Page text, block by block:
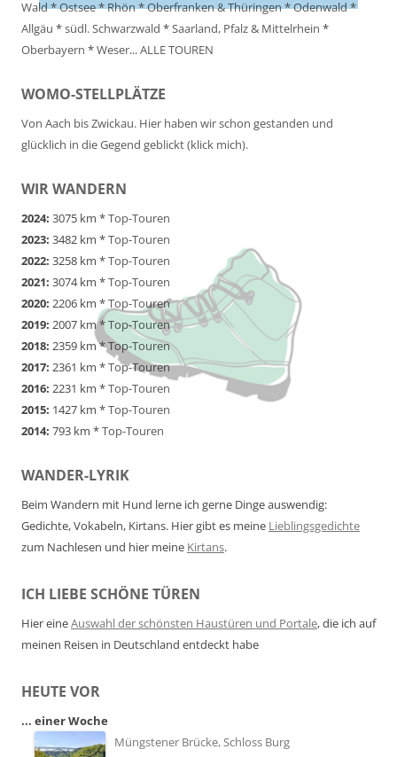
Wald*Ostsee*Rhön*Oberfranken & Thüringen*Odenwald*
Allgäu *südl. Schwarzwald *Saarland, Pfalz & Mittelrhein *
Oberbayern *Weser...ALLE TOUREN
WOMO-STELLPLÄTZE
Von Aach bis Zwickau. Hier haben wir schon gestanden und
glücklich in die Gegend geblickt (klick mich).
WIR WANDERN
2024: 3075 km *Top-Touren
2023: 3482 km *Top-Touren
2022: 3258 km *Top-Touren
2021: 3074 km *Top-Touren
2020: 2206 km *Top-Touren
2019: 2007 km *Top-Touren
2018: 2359 km *Top-Touren
2017: 2361 km *Top-Touren
2016: 2231 km *Top-Touren
2015: 1427 km *Top-Touren
2014: 793 km *Top-Touren
WANDER-LYRIK
Beim Wandern mit Hund lerne ich gerne Dinge auswendig:
Gedichte, Vokabeln, Kirtans. Hier gibt es meine Lieblingsgedichte
zum Nachlesen und hier meine Kirtans.
ICH LIEBE SCHÖNE TÜREN
Hier eineAuswahl der schönsten Haustüren und Portale, die ich auf
meinen Reisen in Deutschland entdeckt habe
HEUTE VOR
... einer Woche
Müngstener Brücke, Schloss Burg